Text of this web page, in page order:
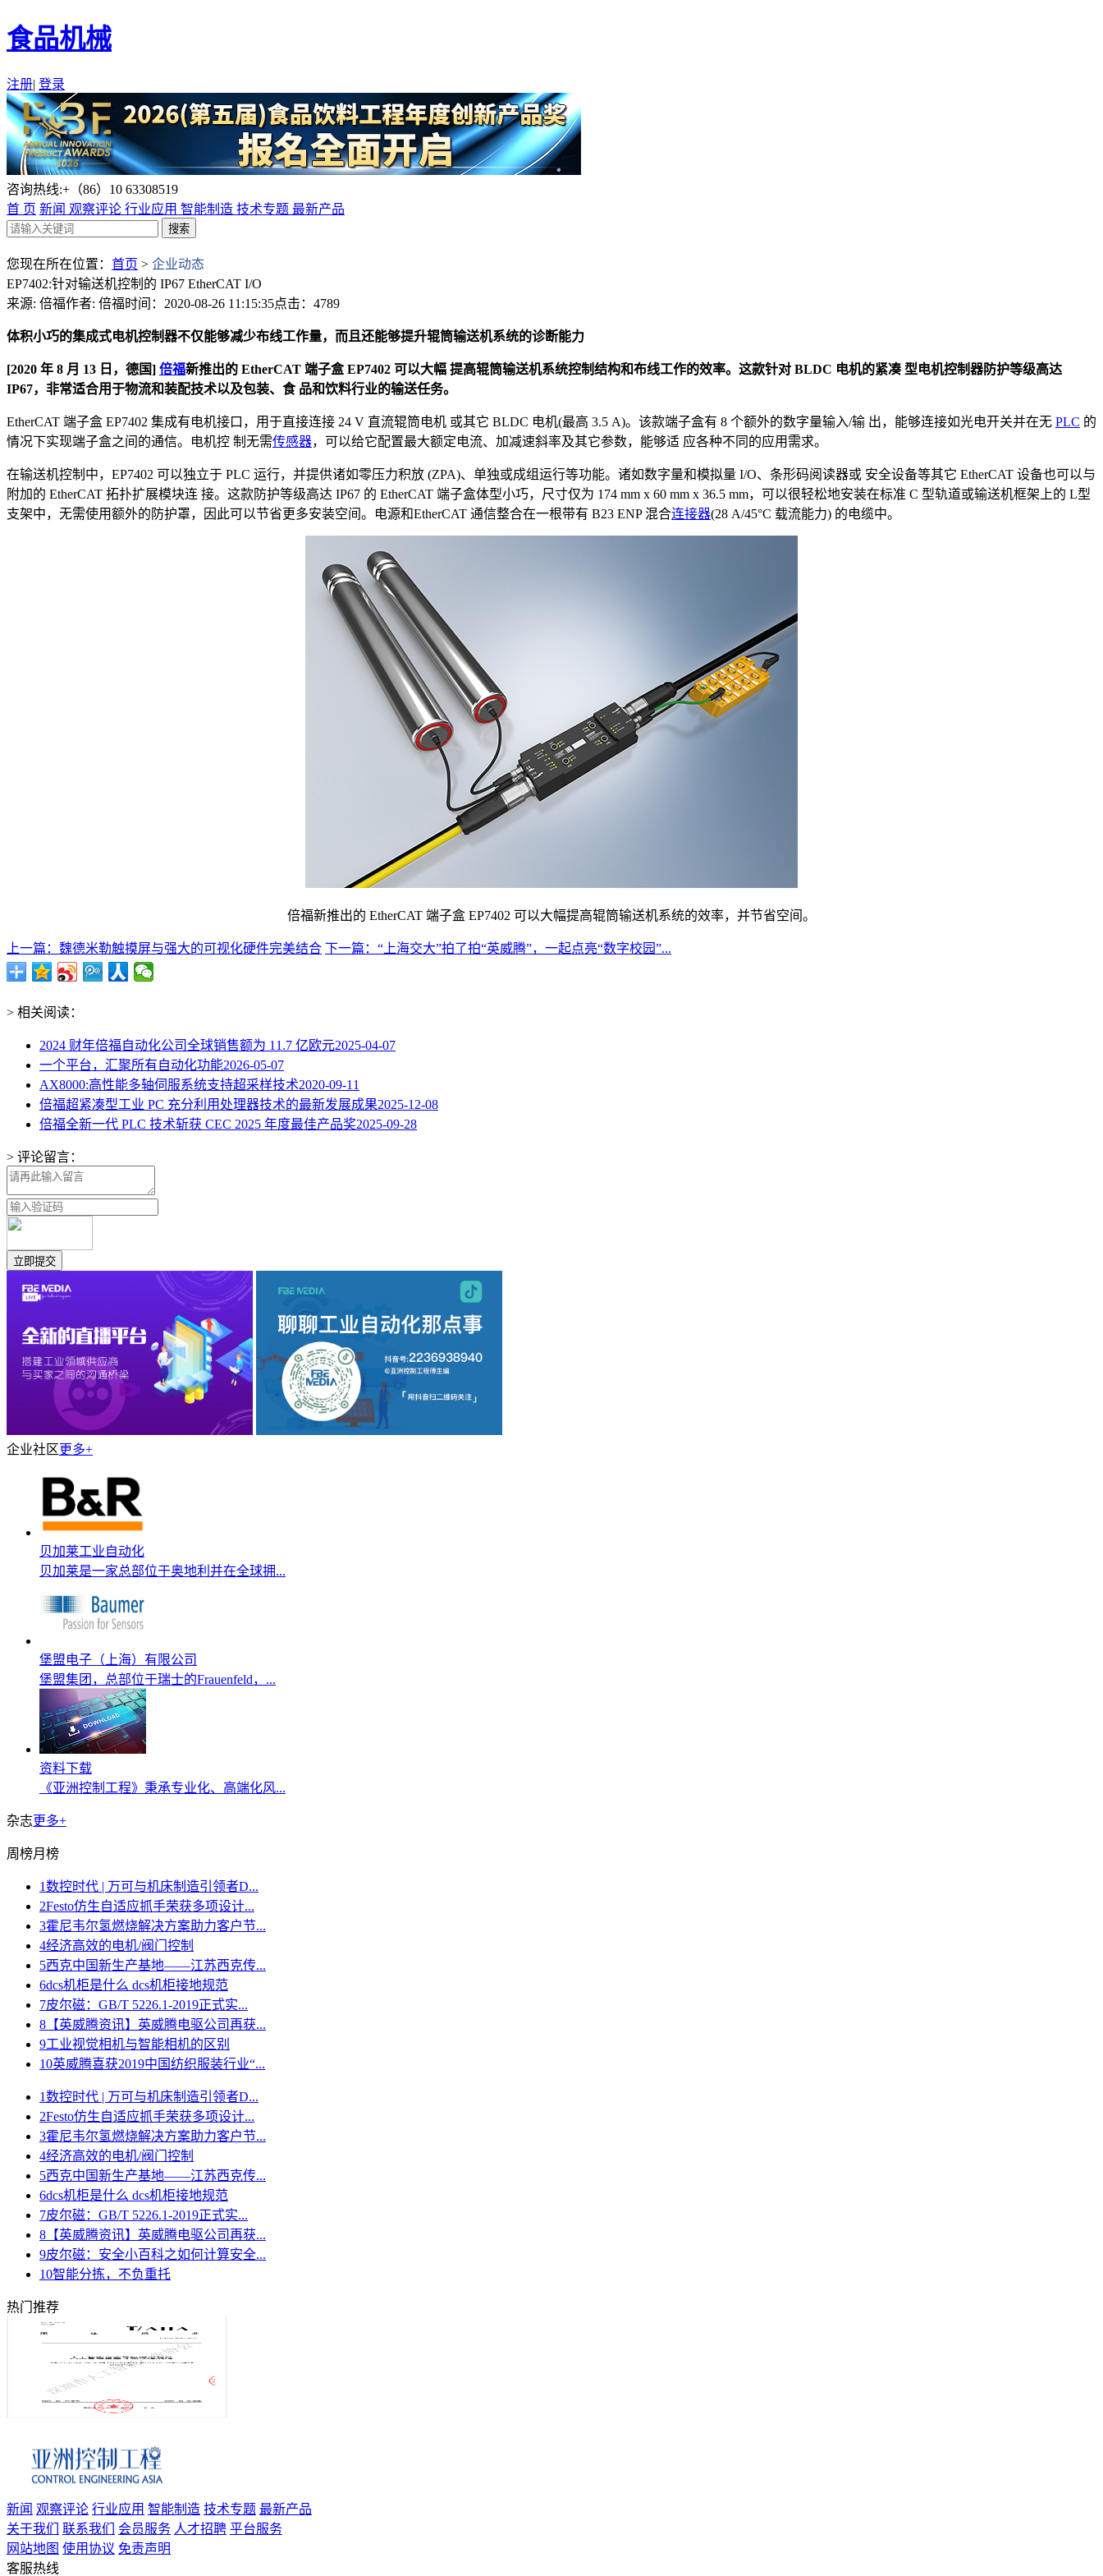
食品机械
注册| 登录
咨询热线:+（86）10 63308519
首 页 新闻 观察评论 行业应用 智能制造 技术专题 最新产品
您现在所在位置： 首页 > 企业动态
EP7402:针对输送机控制的 IP67 EtherCAT I/O
来源: 倍福作者: 倍福时间：2020-08-26 11:15:35点击：4789
体积小巧的集成式电机控制器不仅能够减少布线工作量，而且还能够提升辊筒输送机系统的诊断能力
[2020 年 8 月 13 日，德国] 倍福新推出的 EtherCAT 端子盒 EP7402 可以大幅 提高辊筒输送机系统控制结构和布线工作的效率。这款针对 BLDC 电机的紧凑 型电机控制器防护等级高达
IP67，非常适合用于物流和装配技术以及包装、食 品和饮料行业的输送任务。
EtherCAT 端子盒 EP7402 集成有电机接口，用于直接连接 24 V 直流辊筒电机 或其它 BLDC 电机(最高 3.5 A)。该款端子盒有 8 个额外的数字量输入/输 出，能够连接如光电开关并在无 PLC 的
情况下实现端子盒之间的通信。电机控 制无需传感器，可以给它配置最大额定电流、加减速斜率及其它参数，能够适 应各种不同的应用需求。
在输送机控制中，EP7402 可以独立于 PLC 运行，并提供诸如零压力积放 (ZPA)、单独或成组运行等功能。诸如数字量和模拟量 I/O、条形码阅读器或 安全设备等其它 EtherCAT 设备也可以与
附加的 EtherCAT 拓扑扩展模块连 接。这款防护等级高达 IP67 的 EtherCAT 端子盒体型小巧，尺寸仅为 174 mm x 60 mm x 36.5 mm，可以很轻松地安装在标准 C 型轨道或输送机框架上的 L型
支架中，无需使用额外的防护罩，因此可以节省更多安装空间。电源和EtherCAT 通信整合在一根带有 B23 ENP 混合连接器(28 A/45°C 载流能力) 的电缆中。
倍福新推出的 EtherCAT 端子盒 EP7402 可以大幅提高辊筒输送机系统的效率，并节省空间。
上一篇：魏德米勒触摸屏与强大的可视化硬件完美结合 下一篇：“上海交大”拍了拍“英威腾”，一起点亮“数字校园”...
> 相关阅读：
2024 财年倍福自动化公司全球销售额为 11.7 亿欧元2025-04-07
一个平台，汇聚所有自动化功能2026-05-07
AX8000:高性能多轴伺服系统支持超采样技术2020-09-11
倍福超紧凑型工业 PC 充分利用处理器技术的最新发展成果2025-12-08
倍福全新一代 PLC 技术斩获 CEC 2025 年度最佳产品奖2025-09-28
> 评论留言：
企业社区更多+
贝加莱工业自动化
贝加莱是一家总部位于奥地利并在全球拥...
堡盟电子（上海）有限公司
堡盟集团，总部位于瑞士的Frauenfeld，...
资料下载
《亚洲控制工程》秉承专业化、高端化风...
杂志更多+
周榜月榜
1数控时代 | 万可与机床制造引领者D...
2Festo仿生自适应抓手荣获多项设计...
3霍尼韦尔氢燃烧解决方案助力客户节...
4经济高效的电机/阀门控制
5西克中国新生产基地——江苏西克传...
6dcs机柜是什么 dcs机柜接地规范
7皮尔磁：GB/T 5226.1-2019正式实...
8 【英威腾资讯】英威腾电驱公司再获...
9工业视觉相机与智能相机的区别
10英威腾喜获2019中国纺织服装行业“...
1数控时代 | 万可与机床制造引领者D...
2Festo仿生自适应抓手荣获多项设计...
3霍尼韦尔氢燃烧解决方案助力客户节...
4经济高效的电机/阀门控制
5西克中国新生产基地——江苏西克传...
6dcs机柜是什么 dcs机柜接地规范
7皮尔磁：GB/T 5226.1-2019正式实...
8 【英威腾资讯】英威腾电驱公司再获...
9皮尔磁：安全小百科之如何计算安全...
10智能分拣，不负重托
热门推荐
新闻 观察评论 行业应用 智能制造 技术专题 最新产品
关于我们
联系我们 会员服务 人才招聘 平台服务
网站地图 使用协议 免责声明
客服热线